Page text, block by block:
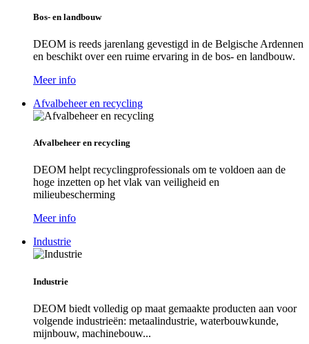
Bos- en landbouw
DEOM is reeds jarenlang gevestigd in de Belgische Ardennen
en beschikt over een ruime ervaring in de bos- en landbouw.
Meer info
Afvalbeheer en recycling
Afvalbeheer en recycling
DEOM helpt recyclingprofessionals om te voldoen aan de
hoge inzetten op het vlak van veiligheid en
milieubescherming
Meer info
Industrie
Industrie
DEOM biedt volledig op maat gemaakte producten aan voor
volgende industrieën: metaalindustrie, waterbouwkunde,
mijnbouw, machinebouw...